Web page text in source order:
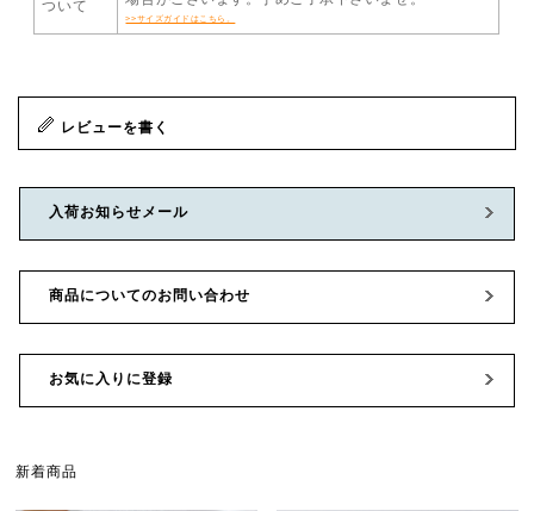
ついて
>>サイズガイドはこちら。
レビューを書く
入荷お知らせメール
商品についてのお問い合わせ
お気に入りに登録
新着商品